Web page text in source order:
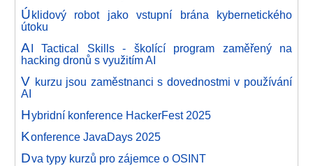
Úklidový robot jako vstupní brána kybernetického
útoku
AI Tactical Skills - školící program zaměřený na
hacking dronů s využitím AI
V kurzu jsou zaměstnanci s dovednostmi v používání
AI
Hybridní konference HackerFest 2025
Konference JavaDays 2025
Dva typy kurzů pro zájemce o OSINT